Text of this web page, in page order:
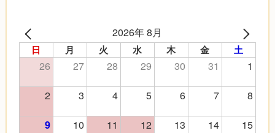
2026年 8月
日 月 火 水 木 金 土
26 27 28 29 30 31
1
2
3 4 5 6 7 8
9 10 11 12 13 14
15